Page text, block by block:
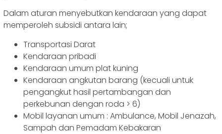
Dalam aturan menyebutkan kendaraan yang dapat
memperoleh subsidi antara lain;
Transportasi Darat
Kendaraan pribadi
Kendaraan umum plat kuning
Kendaraan angkutan barang (kecuali untuk
pengangkut hasil pertambangan dan
perkebunan dengan roda > 6)
Mobil layanan umum : Ambulance, Mobil Jenazah,
Sampah dan Pemadam Kebakaran